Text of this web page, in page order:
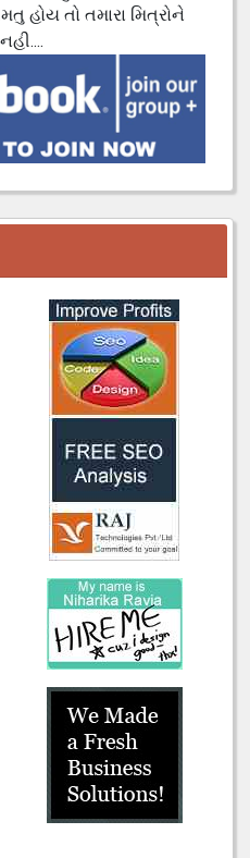
હોય તો તમારા મિત્રોને